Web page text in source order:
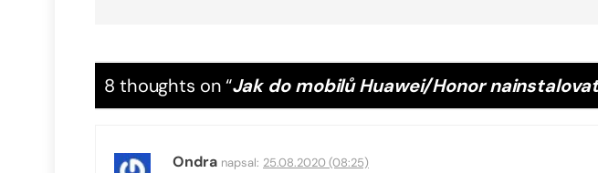
8 thoughts on “Jak do mobilů Huawei/Honor
Ondra napsal: 25.08.2020 (08:25)